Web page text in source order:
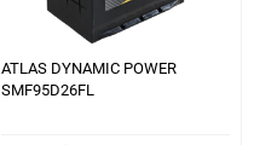
ATLAS DYNAMIC POWER
SMF95D26FL